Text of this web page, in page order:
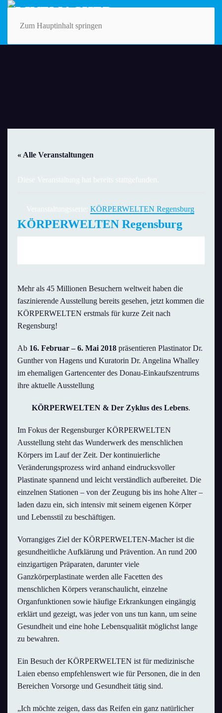
Zum Hauptinhalt springen
« Alle Veranstaltungen
Diese Veranstaltung hat bereits stattgefunden.
Veranstaltungsserie: KÖRPERWELTEN Regensburg
KÖRPERWELTEN Regensburg
Mehr als 45 Millionen Besuchern weltweit haben die
faszinierende Ausstellung bereits gesehen, jetzt kommen die
KÖRPERWELTEN erstmals für kurze Zeit nach
Regensburg!
Ab 16. Februar – 6. Mai 2018 präsentieren Plastinator Dr.
Gunther von Hagens und Kuratorin Dr. Angelina Whalley
im ehemaligen Gartencenter des Donau-Einkaufszentrums
ihre aktuelle Ausstellung
KÖRPERWELTEN & Der Zyklus des Lebens.
Im Fokus der Regensburger KÖRPERWELTEN
Ausstellung steht das Wunderwerk des menschlichen
Körpers im Lauf der Zeit. Der kontinuierliche
Veränderungsprozess wird anhand eindrucksvoller
Plastinate spannend und leicht verständlich aufbereitet. Die
einzelnen Stationen – von der Zeugung bis ins hohe Alter –
laden dazu ein, sich intensiv mit seinem eigenen Körper
und Lebensstil zu beschäftigen.
Vorrangiges Ziel der KÖRPERWELTEN-Macher ist die
gesundheitliche Aufklärung und Prävention. An rund 200
einzigartigen Präparaten, darunter viele
Ganzkörperplastinate werden alle Facetten des
menschlichen Körpers veranschaulicht, einzelne
Organfunktionen sowie häufige Erkrankungen eingängig
erklärt und gezeigt, was jeder von uns tun kann, um seine
Gesundheit und eine hohe Lebensqualität möglichst lange
zu bewahren.
Ein Besuch der KÖRPERWELTEN ist für medizinische
Laien ebenso empfehlenswert wie für Personen, die in den
Bereichen Vorsorge und Gesundheit tätig sind.
„Ich möchte zeigen, dass das Reifen ein ganz natürlicher